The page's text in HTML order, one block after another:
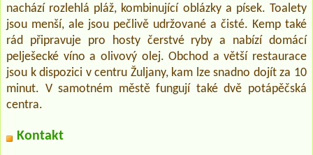
nachází rozlehlá pláž, kombinující oblázky a písek. Toalety
jsou menší, ale jsou pečlivě udržované a čisté. Kemp také
rád připravuje pro hosty čerstvé ryby a nabízí domácí
pelješecké víno a olivový olej. Obchod a větší restaurace
jsou k dispozici v centru Žuljany, kam lze snadno dojít za 10
minut. V samotném městě fungují také dvě potápěčská
centra.
Kontakt